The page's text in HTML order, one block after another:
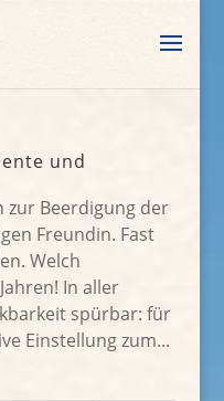
und
zur Beerdigung der
Freundin. Fast
Welch
In aller
spürbar: für
Einstellung zum...